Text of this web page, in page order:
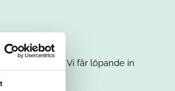
inte. Vi får löpande in